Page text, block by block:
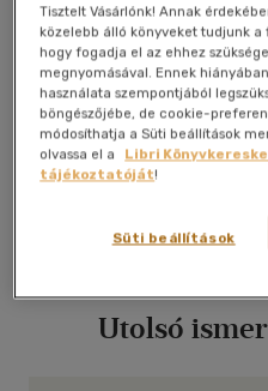
Utolsó
Tisztelt Vásárlónk! Annak
közelebb álló könyveket tudjunk
hogy fogadja el az ehhez
megnyomásával. Ennek
használata szempontjából
böngészőjébe, de cookie-
módosíthatja a Süti beállítások
olvassa el a
Libri
tájékoztatóját!
Süti beállítások